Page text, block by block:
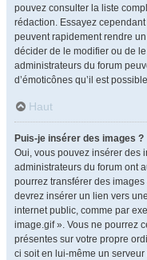
pouvez consulter la liste
rédaction. Essayez
peuvent rapidement rendre
décider de le modifier ou de
administrateurs du forum
d’émoticônes qu’il est
Haut
Puis-je insérer des images ?
Oui, vous pouvez insérer des
administrateurs du forum ont
pourrez transférer des
devrez insérer un lien vers
internet public, comme par
image.gif ». Vous ne pourrez
présentes sur votre propre
ci soit en lui-même un